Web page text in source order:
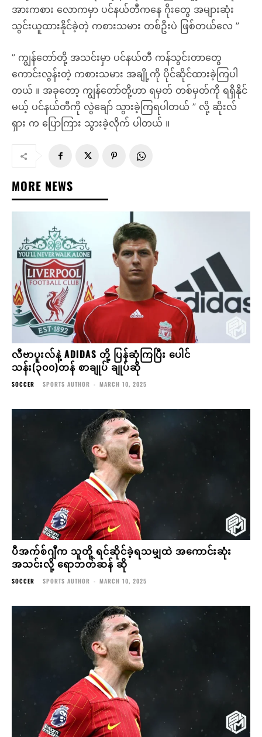
အားကစား လောကမှာ ပင်နယ်တီကနေ ဂိုးတွေ အများဆုံး
သွင်းယူထားနိုင်ခဲ့တဲ့ ကစားသမား တစ်ဦးပဲ ဖြစ်တယ်လေ ”
” ကျွန်တော်တို့ အသင်းမှာ ပင်နယ်တီ ကန်သွင်းတာတွေ ​
ကောင်းလွန်းတဲ့ ကစားသမား အချို့ကို ပိုင်ဆိုင်ထားခဲ့ကြပါ
တယ် ။ အခုတော့ ကျွန်တော်တို့ဟာ ရမှတ် တစ်မှတ်ကို ရရှိနိုင်
မယ့် ပင်နယ်တီကို လွဲချော် သွားခဲ့ကြရပါတယ် ” လို့ ဆိုးလ်
ရှား က ​ပြောကြား သွားခဲ့လိုက် ပါတယ် ။
MORE NEWS
လီဗာပူးလ်နဲ့ ADIDAS တို့ ပြန်ဆုံကြပြီး ပေါင်
သန်း(၃၀၀)တန် စာချုပ် ချုပ်ဆို
SOCCER SPORTS AUTHOR - MARCH 10, 2025
ပီအက်စ်ဂျီက သူတို့ ရင်ဆိုင်ခဲ့ရသမျှထဲ အကောင်းဆုံး
အသင်းလို့ ရောဘတ်ဆန် ဆို
SOCCER SPORTS AUTHOR - MARCH 10, 2025